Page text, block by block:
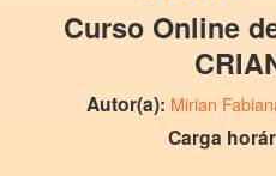
Curso Online
Autor(a): Mirian
Carga